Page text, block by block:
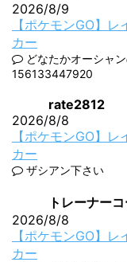
2026/8/9
【ポケモンGO】
カー
どなたかオーシャ
156133447920
rate2812
2026/8/8
【ポケモンGO】
カー
ザシアン下さい
トレーナー
2026/8/8
【ポケモンGO】
カー